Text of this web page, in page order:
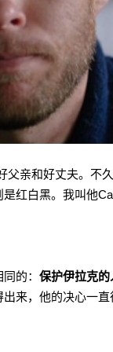
父亲和好丈夫。不
红白黑。我叫他
的： 保护伊拉克的
来，他的决心一